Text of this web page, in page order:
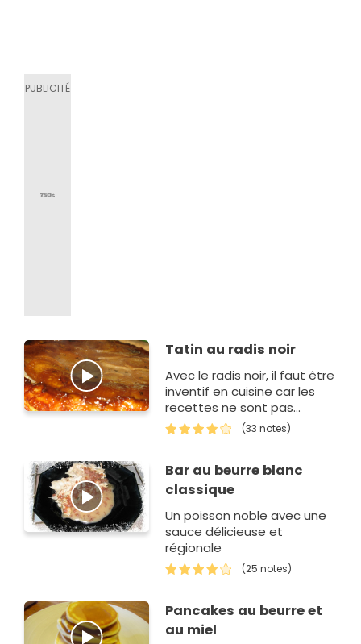
Tatin au radis noir
Avec le radis noir, il faut être
inventif en cuisine car les
recettes ne sont pas
nombreuses.Cette tarte
tatin au radis noir avec un
(33 notes)
Bar au beurre blanc
classique
Un poisson noble avec une
sauce délicieuse et
régionale
(25 notes)
Pancakes au beurre et
au miel